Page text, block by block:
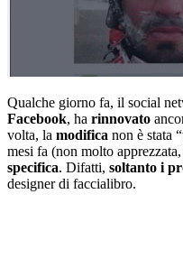
Qualche giorno fa, il social
Facebook, ha rinnovato
volta, la modifica non è stata
mesi fa (non molto
specifica. Difatti, soltanto i
designer di faccialibro.